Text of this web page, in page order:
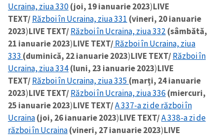
Ucraina, ziua 330(joi, 19 ianuarie 2023)LIVE
TEXT/Război în Ucraina, ziua 331 (vineri, 20 ianuarie
2023)LIVE TEXT/Război în Ucraina, ziua 332 (sâmbătă,
21 ianuarie 2023)LIVE TEXT/Război în Ucraina, ziua
333 (duminică, 22 ianuarie 2023)LIVE TEXT/Război în
Ucraina, ziua 334(luni, 23 ianuarie 2023)LIVE
TEXT/Război în Ucraina, ziua 335 (marți, 24 ianuarie
2023)LIVE TEXT/Război în Ucraina, ziua 336 (miercuri,
25 ianuarie 2023)LIVE TEXT/A 337-a zi de război în
Ucraina(joi, 26 ianuarie 2023)LIVE TEXT/A 338-a zi de
război în Ucraina(vineri, 27 ianuarie 2023)LIVE